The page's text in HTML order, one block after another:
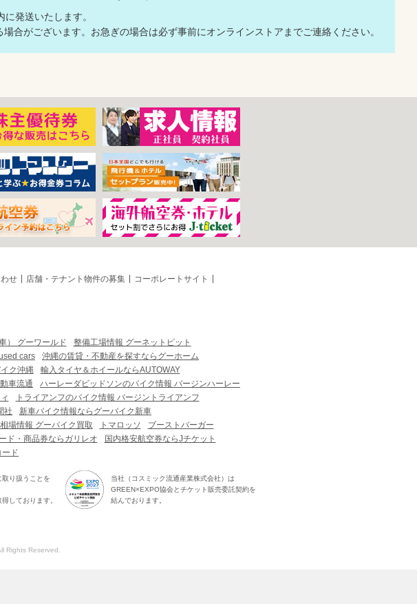
発送いたします。
がございます。お急ぎの場合は必ず事前にオンラインストアまでご連絡ください。
せ 店舗・テナント物件の募集 コーポレートサイト
） グーワールド
整備工場情報 グーネットピット
cars
沖縄の賃貸・不動産を探すならグーホーム
ク沖縄
輸入タイヤ＆ホイールならAUTOWAY
車流通
ハーレーダビッドソンのバイク情報 バージンハーレー
トライアンフのバイク情報 バージントライアンフ
社
新車バイク情報ならグーバイク新車
場情報 グーバイク買取 トマロッソ
ブーストバーガー
ド・商品券ならガリレオ
国内格安航空券ならJチケット
ド
り扱うことを
しております。
当社（コスミック流通産業株式会社）は
GREEN×EXPO協会とチケット販売委託契約を
結んでおります。
Rights Reserved.